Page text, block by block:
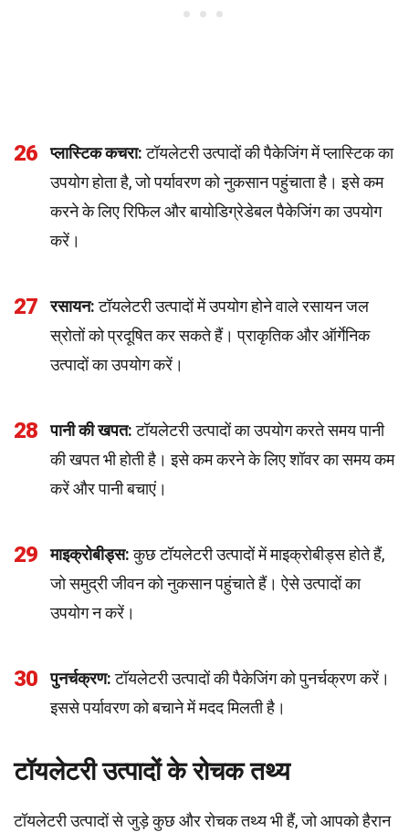
26 प्लास्टिक कचरा:टॉयलेटरी उत्पादों की पैकेजिंग में प्लास्टिक का
उपयोग होता है, जो पर्यावरण को नुकसान पहुंचाता है। इसे कम
करने के लिए रिफिल और बायोडिग्रेडेबल पैकेजिंग का उपयोग
करें।
27 रसायन:टॉयलेटरी उत्पादों में उपयोग होने वाले रसायन जल
स्रोतों को प्रदूषित कर सकते हैं। प्राकृतिक और ऑर्गेनिक
उत्पादों का उपयोग करें।
28 पानी की खपत:टॉयलेटरी उत्पादों का उपयोग करते समय पानी
की खपत भी होती है। इसे कम करने के लिए शॉवर का समय कम
करें और पानी बचाएं।
29 माइक्रोबीड्स:कुछ टॉयलेटरी उत्पादों में माइक्रोबीड्स होते हैं,
जो समुद्री जीवन को नुकसान पहुंचाते हैं। ऐसे उत्पादों का
उपयोग न करें।
30 पुनर्चक्रण:टॉयलेटरी उत्पादों की पैकेजिंग को पुनर्चक्रण करें।
इससे पर्यावरण को बचाने में मदद मिलती है।
टॉयलेटरी उत्पादों के रोचक तथ्य
टॉयलेटरी उत्पादों से जुड़े कुछ और रोचक तथ्य भी हैं, जो आपको हैरान